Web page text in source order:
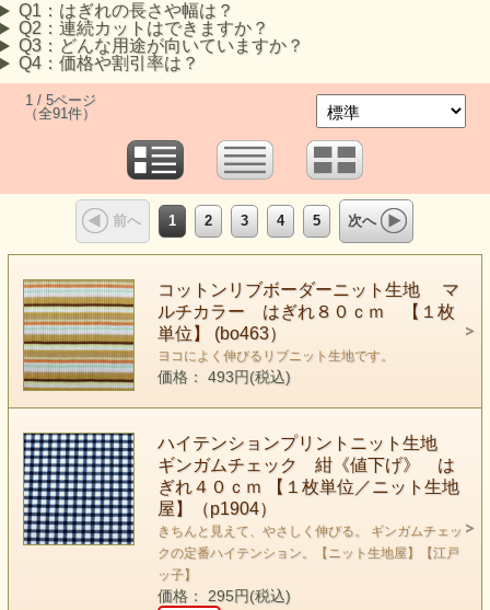
Q1：はぎれの長さや幅は？
Q2：連続カットはできますか？
Q3：どんな用途が向いていますか？
Q4：価格や割引率は？
1 / 5ページ
（全91件）
前へ 1 2 3 4 5 次へ
コットンリブボーダーニット生地 マ
ルチカラー はぎれ８０ｃｍ 【１枚
単位】 (bo463）
ヨコによく伸びるリブニット生地です。
価格： 493円(税込)
ハイテンションプリントニット生地
ギンガムチェック 紺《値下げ》 は
ぎれ４０ｃｍ 【１枚単位／ニット生地
屋】（p1904）
きちんと見えて、やさしく伸びる。 ギンガムチェッ
クの定番ハイテンション。【ニット生地屋】【江戸
ッ子】
価格： 295円(税込)